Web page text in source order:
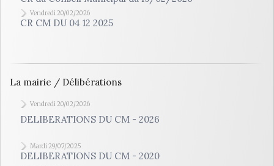
Vendredi 20/02/2026
CR CM DU 04 12 2025
La mairie / Délibérations
Vendredi 20/02/2026
DELIBERATIONS DU CM - 2026
Mardi 29/07/2025
DELIBERATIONS DU CM - 2020